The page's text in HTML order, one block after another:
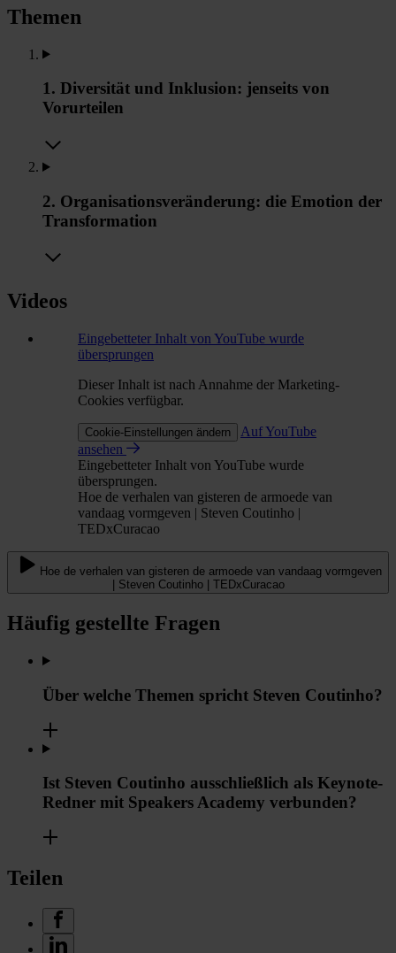
Themen
1. Diversität und Inklusion: jenseits von
Vorurteilen
2. Organisationsveränderung: die Emotion der
Transformation
Videos
Eingebetteter Inhalt von YouTube wurde
übersprungen
Dieser Inhalt ist nach Annahme der Marketing-
Cookies verfügbar.
Cookie-Einstellungen ändern
Auf YouTube
ansehen
Eingebetteter Inhalt von YouTube wurde
übersprungen.
Hoe de verhalen van gisteren de armoede van
vandaag vormgeven | Steven Coutinho |
TEDxCuracao
Hoe de verhalen van gisteren de armoede van vandaag vormgeven
| Steven Coutinho | TEDxCuracao
Häufig gestellte Fragen
Über welche Themen spricht Steven Coutinho?
Ist Steven Coutinho ausschließlich als Keynote-
Redner mit Speakers Academy verbunden?
Teilen